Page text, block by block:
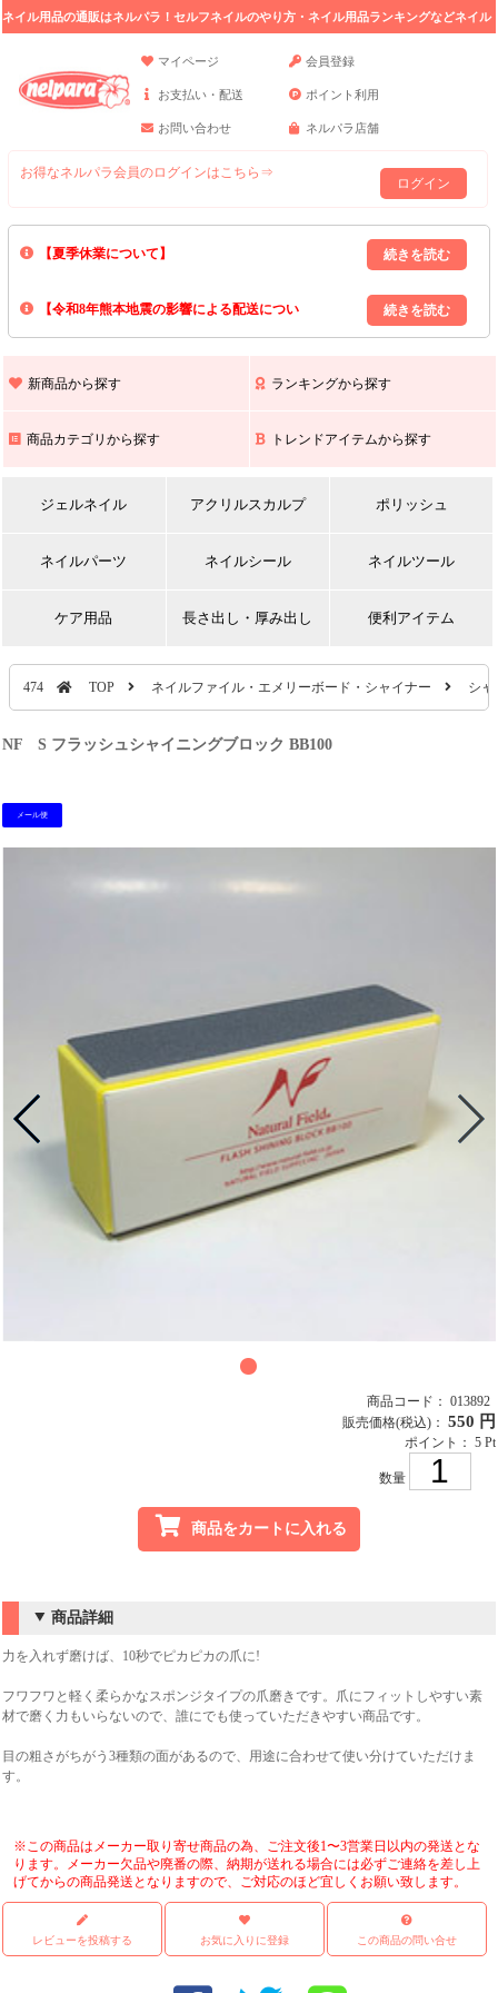
ネイル用品の通販はネルパラ！セルフネイルのやり方・ネイル用品ランキングなどネイル
マイページ
会員登録
お支払い・配送 ポイント利用
お問い合わせ ネルパラ店舗
お得なネルパラ会員のログインはこちら⇒
ログイン
【夏季休業について】
8/13(木)～8/16(日)の間｢出荷業務・お問い合わせ業務｣はお休みいたしま
上記期間中のご注文・お問い合わせは8/17(月)以降の対応となりますので
【令和8年熊本地震の影響による配送につい
また､ 九州全域でお荷物のお届けに遅延が生じております｡
新商品から探す ランキングから探す
商品カテゴリから探す トレンドアイテムから探す
ジェルネイル アクリルスカルプ ポリッシュ
ネイルパーツ ネイルシール ネイルツール
ケア用品 長さ出し・厚み出し 便利アイテム
474 TOP ネイルファイル・エメリーボード・シャイナー シャ
NF S フラッシュシャイニングブロック BB100
メール便
商品コード： 013892
販売価格(税込)： 550 円
ポイント： 5 Pt
数量
商品をカートに入れる
商品詳細
力を入れず磨けば、10秒でピカピカの爪に!
フワフワと軽く柔らかなスポンジタイプの爪磨きです。爪にフィットしやすい素
材で磨く力もいらないので、誰にでも使っていただきやすい商品です。
目の粗さがちがう3種類の面があるので、用途に合わせて使い分けていただけま
す。
※この商品はメーカー取り寄せ商品の為、ご注文後1〜3営業日以内の発送とな
ります。メーカー欠品や廃番の際、納期が送れる場合には必ずご連絡を差し上
げてからの商品発送となりますので、ご対応のほど宜しくお願い致します。
レビューを投稿する お気に入りに登録 この商品の問い合せ